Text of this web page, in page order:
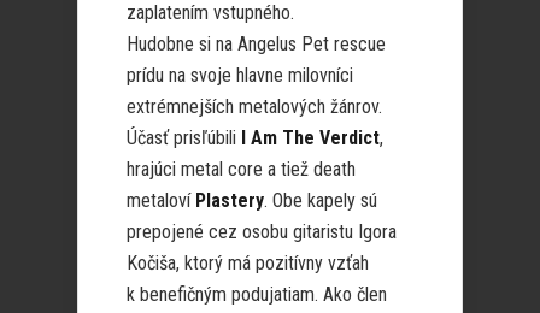
zaplatením vstupného.
Hudobne si na Angelus Pet rescue
prídu na svoje hlavne milovníci
extrémnejších metalových žánrov.
Účasť prisľúbili
I Am The Verdict,
hrajúci metal core a tiež death
metaloví Plastery. Obe kapely sú
prepojené cez osobu gitaristu Igora
Kočiša, ktorý má pozitívny vzťah
k benefičným podujatiam. Ako člen